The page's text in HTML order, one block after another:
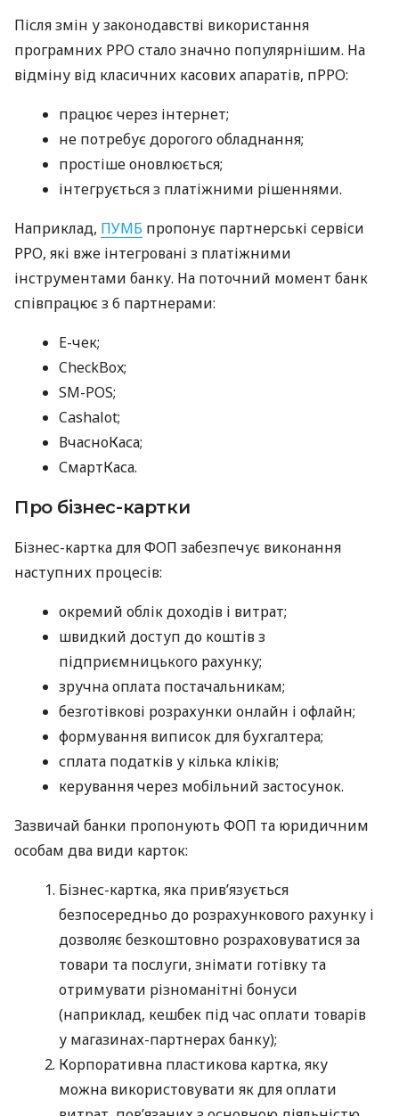
Після змін у законодавстві використання
програмних РРО стало значно популярнішим. На
відміну від класичних касових апаратів, пРРО:
працює через інтернет;
не потребує дорогого обладнання;
простіше оновлюється;
інтегрується з платіжними рішеннями.
Наприклад, ПУМБ пропонує партнерські сервіси
РРО, які вже інтегровані з платіжними
інструментами банку. На поточний момент банк
співпрацює з 6 партнерами:
E-чек;
CheckBox;
SM-POS;
Cashalot;
ВчасноКаса;
СмартКаса.
Про бізнес-картки
Бізнес-картка для ФОП забезпечує виконання
наступних процесів:
окремий облік доходів і витрат;
швидкий доступ до коштів з
підприємницького рахунку;
зручна оплата постачальникам;
безготівкові розрахунки онлайн і офлайн;
формування виписок для бухгалтера;
сплата податків у кілька кліків;
керування через мобільний застосунок.
Зазвичай банки пропонують ФОП та юридичним
особам два види карток:
Бізнес-картка, яка прив’язується
безпосередньо до розрахункового рахунку і
дозволяє безкоштовно розраховуватися за
товари та послуги, знімати готівку та
отримувати різноманітні бонуси
(наприклад, кешбек під час оплати товарів
у магазинах-партнерах банку);
Корпоративна пластикова картка, яку
можна використовувати як для оплати